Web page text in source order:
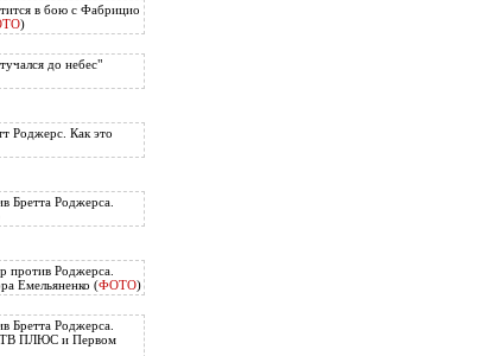
в бою с Фабрицио
)
до небес"
Роджерс. Как это
Бретта Роджерса.
против Роджерса.
Емельяненко (ФОТО)
Бретта Роджерса.
ПЛЮС и Первом